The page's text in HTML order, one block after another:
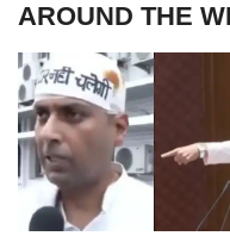
AROUND THE